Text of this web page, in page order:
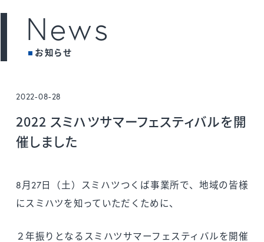
News
お知らせ
2022-08-28
2022 スミハツサマーフェスティバルを開
催しました
8月27日（土）スミハツつくば事業所で、地域の皆様
にスミハツを知っていただくために、
２年振りとなるスミハツサマーフェスティバルを開催